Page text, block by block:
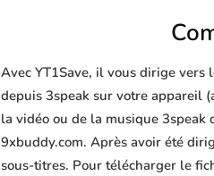
Avec YT1Save, il vous dirige
depuis 3speak sur votre appareil
la vidéo ou de la musique 3speak
9xbuddy.com. Après avoir été
sous-titres. Pour télécharger le